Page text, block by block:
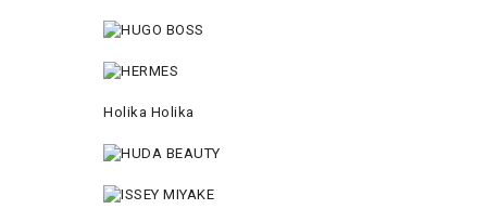
Holika Holika